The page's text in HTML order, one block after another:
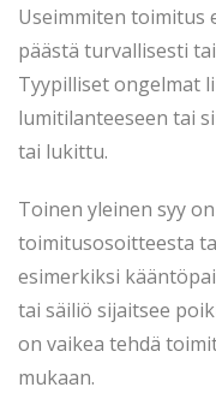
Useimmiten toimitus
päästä turvallisesti
Tyypilliset ongelmat
lumitilanteeseen tai
tai lukittu.
Toinen yleinen syy
toimitusosoitteesta
esimerkiksi
tai säiliö sijaitsee
on vaikea tehdä
mukaan.